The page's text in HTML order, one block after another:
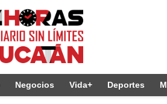
Negocios Vida+ Deportes